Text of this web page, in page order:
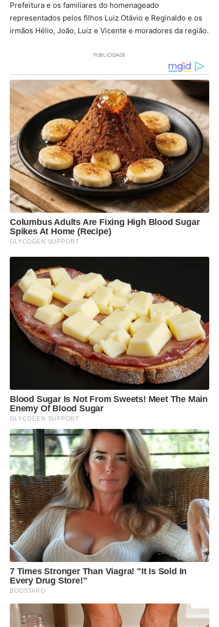
Prefeitura e os familiares do homenageado
representados pelos filhos Luiz Otávio e Reginaldo e os
irmãos Hélio, João, Luiz e Vicente e moradores da região.
PUBLICIDADE